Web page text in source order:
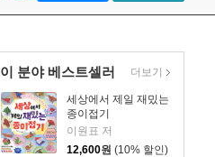
이 분야 베스트셀러
세상에서 제일 재밌는
종이접기
이원표 저
12,600원 (10% 할인)
더보기